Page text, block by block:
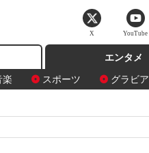
エンタメ
楽 スポーツ グラビア
X YouTube